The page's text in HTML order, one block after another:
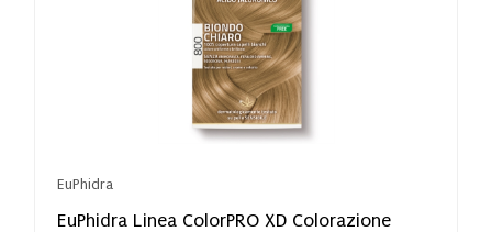
EuPhidra
EuPhidra Linea ColorPRO XD Colorazione